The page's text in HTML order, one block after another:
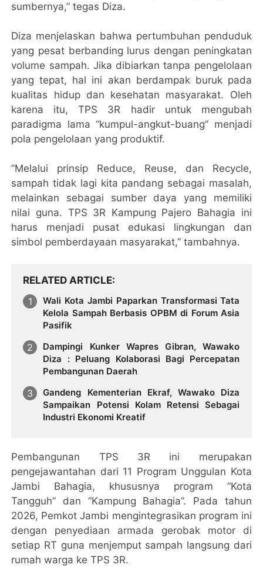
sumbernya,” tegas Diza.
​Diza menjelaskan bahwa pertumbuhan penduduk
yang pesat berbanding lurus dengan peningkatan
volume sampah. Jika dibiarkan tanpa pengelolaan
yang tepat, hal ini akan berdampak buruk pada
kualitas hidup dan kesehatan masyarakat. Oleh
karena itu, TPS 3R hadir untuk mengubah
paradigma lama “kumpul-angkut-buang” menjadi
pola pengelolaan yang produktif.
​”Melalui prinsip Reduce, Reuse, dan Recycle,
sampah tidak lagi kita pandang sebagai masalah,
melainkan sebagai sumber daya yang memiliki
nilai guna. TPS 3R Kampung Pajero Bahagia ini
harus menjadi pusat edukasi lingkungan dan
simbol pemberdayaan masyarakat,” tambahnya.
RELATED ARTICLE
Wali Kota Jambi Paparkan Transformasi Tata
Kelola Sampah Berbasis OPBM di Forum Asia
Pasifik
Dampingi Kunker Wapres Gibran, Wawako
Diza : Peluang Kolaborasi Bagi Percepatan
Pembangunan Daerah
Gandeng Kementerian Ekraf, Wawako Diza
Sampaikan Potensi Kolam Retensi Sebagai
Industri Ekonomi Kreatif
Pembangunan TPS 3R ini merupakan
pengejawantahan dari 11 Program Unggulan Kota
Jambi Bahagia, khususnya program “Kota
Tangguh” dan “Kampung Bahagia”. Pada tahun
2026, Pemkot Jambi mengintegrasikan program ini
dengan penyediaan armada gerobak motor di
setiap RT guna menjemput sampah langsung dari
rumah warga ke TPS 3R.